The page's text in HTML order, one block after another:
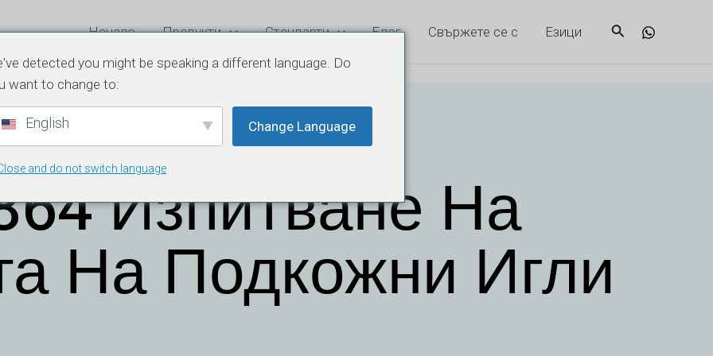
Начало Продукти Стандарти Блог Свържете се с Езици Търсене
игли
Изпитване На
На Подкожни Игли
detected you might be speaking a different language. Do
want to change to:
English Change Language
and do not switch language